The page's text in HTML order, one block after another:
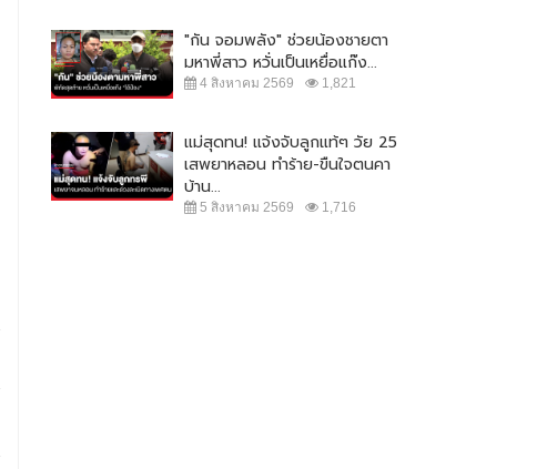
"กัน จอมพลัง" ช่วยน้องชายตา
มหาพี่สาว หวั่นเป็นเหยื่อแก๊ง...
4 สิงหาคม 2569 1,821
แม่สุดทน! แจ้งจับลูกแท้ๆ วัย 25
เสพยาหลอน ทำร้าย-ขืนใจตนคา
บ้าน...
5 สิงหาคม 2569 1,716